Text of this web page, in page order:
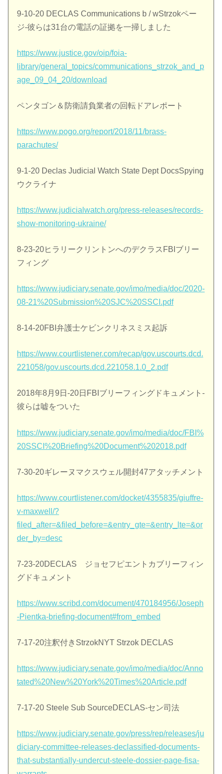
9-10-20 DECLAS Communications b / wStrzokペー
ジ-彼らは31台の電話の証拠を一掃しました
https://www.justice.gov/oip/foia-
library/general_topics/communications_strzok_and_p
age_09_04_20/download
ペンタゴン＆防衛請負業者の回転ドアレポート
https://www.pogo.org/report/2018/11/brass-
parachutes/
9-1-20 Declas Judicial Watch State Dept DocsSpying
ウクライナ
https://www.judicialwatch.org/press-releases/records-
show-monitoring-ukraine/
8-23-20ヒラリークリントンへのデクラスFBIブリー
フィング
https://www.judiciary.senate.gov/imo/media/doc/2020-
08-21%20Submission%20SJC%20SSCI.pdf
8-14-20FBI弁護士ケビンクリネスミス起訴
https://www.courtlistener.com/recap/gov.uscourts.dcd.
221058/gov.uscourts.dcd.221058.1.0_2.pdf
2018年8月9日-20日FBIブリーフィングドキュメント-
彼らは嘘をついた
https://www.judiciary.senate.gov/imo/media/doc/FBI%
20SSCI%20Briefing%20Document%202018.pdf
7-30-20ギレーヌマクスウェル開封47アタッチメント
https://www.courtlistener.com/docket/4355835/giuffre-
v-maxwell/?
filed_after=&filed_before=&entry_gte=&entry_lte=&or
der_by=desc
7-23-20DECLAS ジョセフピエントカブリーフィン
グドキュメント
https://www.scribd.com/document/470184956/Joseph
-Pientka-briefing-document#from_embed
7-17-20注釈付きStrzokNYT Strzok DECLAS
https://www.judiciary.senate.gov/imo/media/doc/Anno
tated%20New%20York%20Times%20Article.pdf
7-17-20 Steele Sub SourceDECLAS-セン司法
https://www.judiciary.senate.gov/press/rep/releases/ju
diciary-committee-releases-declassified-documents-
that-substantially-undercut-steele-dossier-page-fisa-